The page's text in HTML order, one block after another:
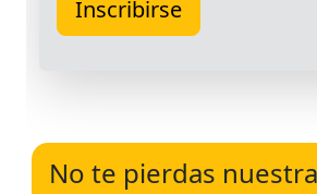
No te pierdas